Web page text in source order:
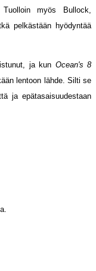
myös Bullock,
pelkästään hyödyntää
ja kun Ocean's 8
lentoon lähde. Silti se
ja epätasaisuudestaan